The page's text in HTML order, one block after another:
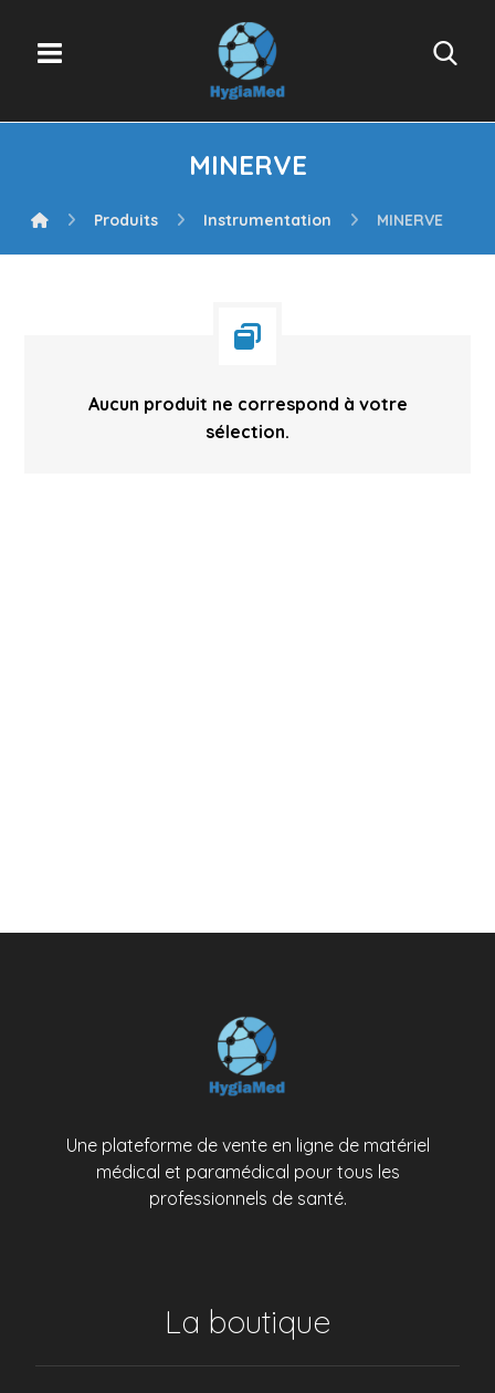
MINERVE
Produits Instrumentation MINERVE
Aucun produit ne correspond à votre
sélection.
Une plateforme de vente en ligne de matériel
médical et paramédical pour tous les
professionnels de santé.
La boutique